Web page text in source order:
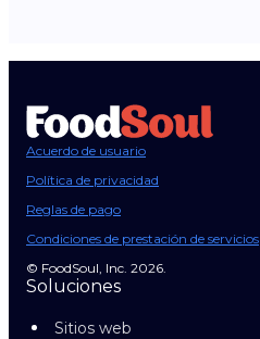
Acuerdo de usuario
Política de privacidad
Reglas de pago
Condiciones de prestación de servicios
© FoodSoul, Inc. 2026.
Soluciones
Sitios web